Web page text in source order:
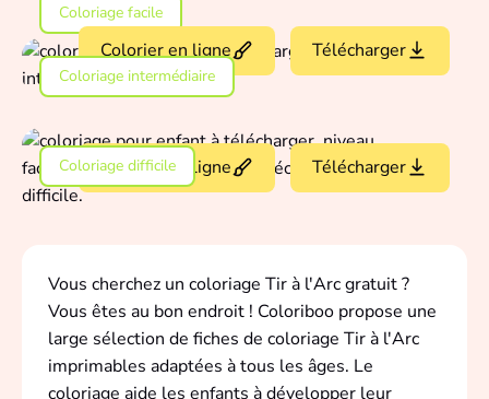
Coloriage facile
Colorier en ligne
Coloriage intermédiaire
Télécharger
Colorier en ligne
Coloriage difficile Télécharger
Vous cherchez un coloriage Tir à l'Arc gratuit ?
Vous êtes au bon endroit ! Coloriboo propose une
large sélection de fiches de coloriage Tir à l'Arc
imprimables adaptées à tous les âges. Le
coloriage aide les enfants à développer leur